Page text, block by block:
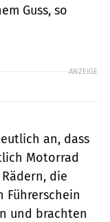
Guss, so
ANZEIGE
an, dass
Motorrad
die
Führerschein
und brachten